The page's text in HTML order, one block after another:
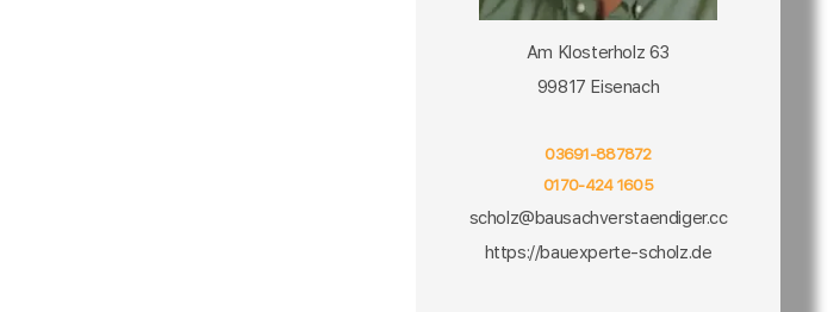
Am Klosterholz 63
99817 Eisenach
03691-887872
0170-424 1605
scholz@bausachverstaendiger.cc
https://bauexperte-scholz.de